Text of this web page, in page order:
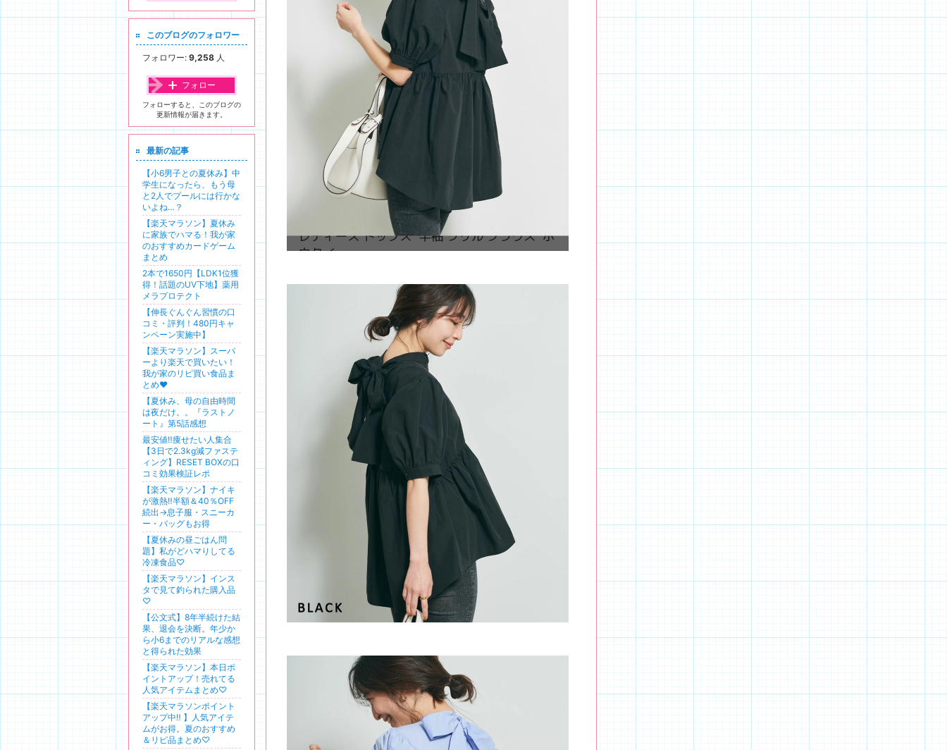
このブログのフォロワー
フォロワー: 9,258 人
フォロー
フォローすると、このブログの
更新情報が届きます。
最新の記事
【小6男子との夏休み】中
学生になったら、もう母
と2人でプールには行かな
いよね…？
【楽天マラソン】夏休み
に家族でハマる！我が家
のおすすめカードゲーム
まとめ
2本で1650円【LDK1位獲
得！話題のUV下地】薬用
メラプロテクト
【伸長ぐんぐん習慣の口
コミ・評判！480円キャ
ンペーン実施中】
【楽天マラソン】スーパ
ーより楽天で買いたい！
我が家のリピ買い食品ま
とめ❤️
【夏休み、母の自由時間
は夜だけ。。『ラストノ
ート』第5話感想
最安値‼️痩せたい人集合
【3日で2.3kg減ファステ
ィング】RESET BOXの口
コミ効果検証レポ
【楽天マラソン】ナイキ
が激熱‼️半額＆40％OFF
続出→息子服・スニーカ
ー・バッグもお得
【夏休みの昼ごはん問
題】私がどハマりしてる
冷凍食品♡
【楽天マラソン】インス
タで見て釣られた購入品
♡
【公文式】8年半続けた結
果、退会を決断。年少か
ら小6までのリアルな感想
と得られた効果
【楽天マラソン】本日ポ
イントアップ！売れてる
人気アイテムまとめ♡
【楽天マラソンポイント
アップ中‼️ 】人気アイテ
ムがお得。夏のおすすめ
＆リピ品まとめ♡